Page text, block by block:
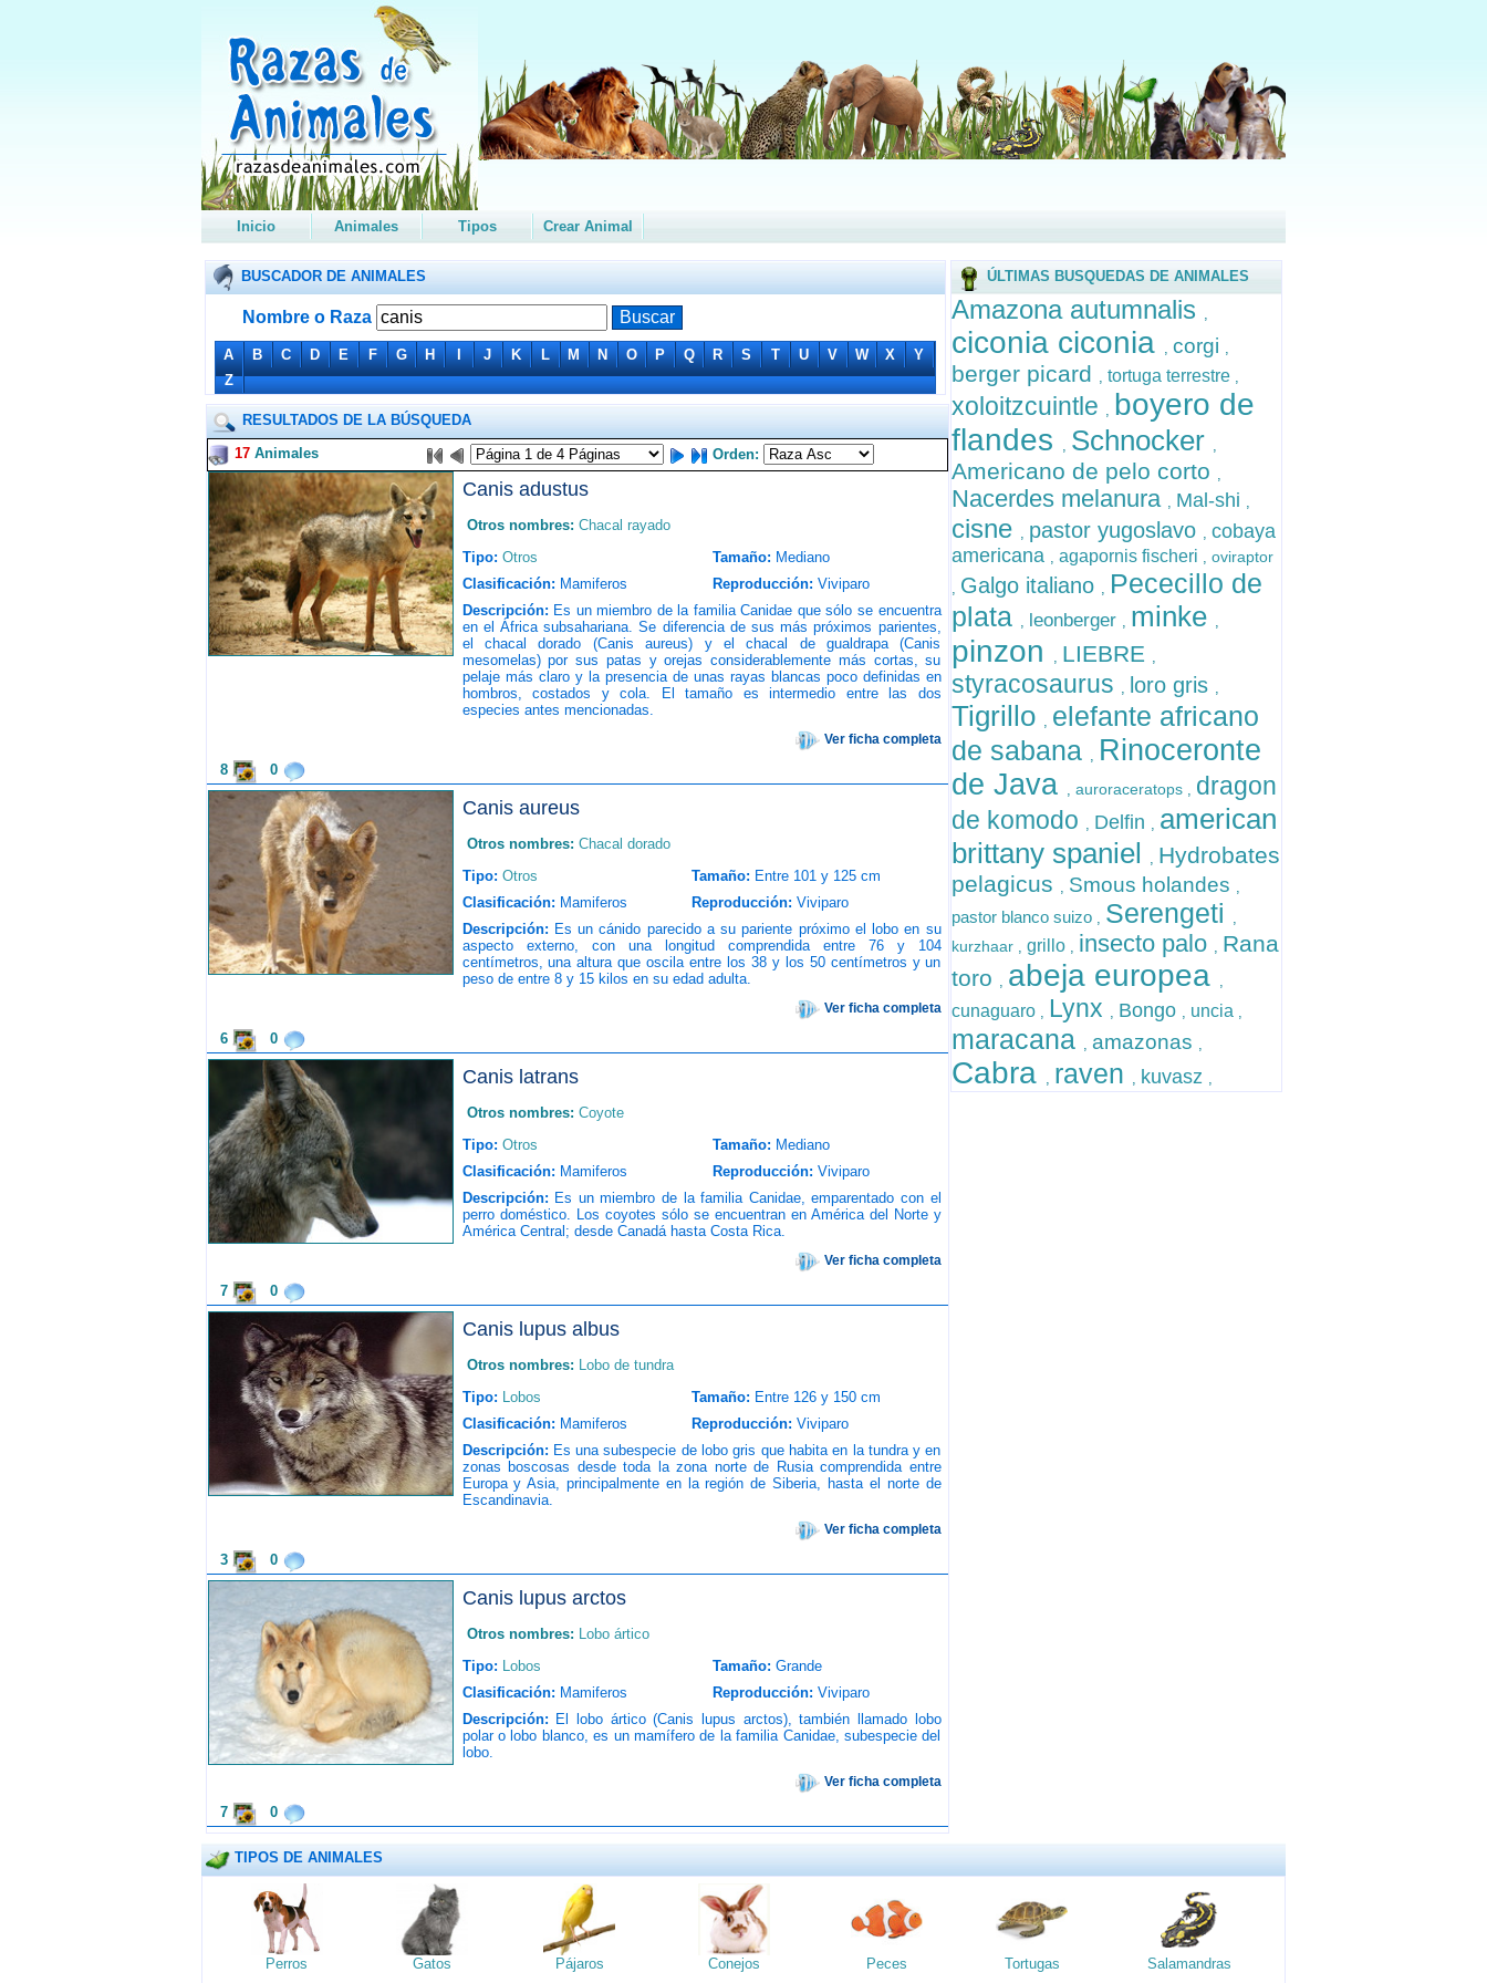
Inicio Animales Tipos Crear Animal
BUSCADOR DE ANIMALES
Nombre o Raza
A B C D E F G H I J K L M N O P Q R S T U V W X
Y
Z
ÚLTIMAS BUSQUEDAS DE ANIMALES
Amazona autumnalis ,
ciconia ciconia , corgi ,
berger picard , tortuga terrestre ,
xoloitzcuintle , boyero de
flandes
, Schnocker ,
Americano de pelo corto ,
Nacerdes melanura , Mal-shi ,
cisne , pastor yugoslavo , cobaya
americana , agapornis fischeri , oviraptor
, Galgo italiano , Pececillo de
plata , leonberger , minke ,
pinzon , LIEBRE ,
styracosaurus , loro gris ,
Tigrillo , elefante africano
de sabana , Rinoceronte
de Java , auroraceratops , dragon
de komodo , Delfin , american
brittany spaniel
, Hydrobates
pelagicus , Smous holandes ,
pastor blanco suizo , Serengeti ,
kurzhaar , grillo , insecto palo , Rana
toro , abeja europea ,
cunaguaro , Lynx , Bongo , uncia ,
maracana , amazonas ,
Cabra , raven , kuvasz ,
RESULTADOS DE LA BÚSQUEDA
17Animales Orden:
Canis adustus
Otros nombres: Chacal rayado
Tipo: Otros Tamaño: Mediano
Clasificación: Mamiferos Reproducción: Viviparo
Descripción: Es un miembro de la familia Canidae que sólo se encuentra
en el África subsahariana. Se diferencia de sus más próximos parientes,
el chacal dorado (Canis aureus) y el chacal de gualdrapa (Canis
mesomelas) por sus patas y orejas considerablemente más cortas, su
pelaje más claro y la presencia de unas rayas blancas poco definidas en
hombros, costados y cola. El tamaño es intermedio entre las dos
especies antes mencionadas.
Ver ficha completa
8 0
Canis aureus
Otros nombres: Chacal dorado
Tipo: Otros Tamaño: Entre 101 y 125 cm
Clasificación: Mamiferos Reproducción: Viviparo
Descripción: Es un cánido parecido a su pariente próximo el lobo en su
aspecto externo, con una longitud comprendida entre 76 y 104
centímetros, una altura que oscila entre los 38 y los 50 centímetros y un
peso de entre 8 y 15 kilos en su edad adulta.
Ver ficha completa
6 0
Canis latrans
Otros nombres: Coyote
Tipo: Otros Tamaño: Mediano
Clasificación: Mamiferos Reproducción: Viviparo
Descripción: Es un miembro de la familia Canidae, emparentado con el
perro doméstico. Los coyotes sólo se encuentran en América del Norte y
América Central; desde Canadá hasta Costa Rica.
Ver ficha completa
7 0
Canis lupus albus
Otros nombres: Lobo de tundra
Tipo: Lobos Tamaño: Entre 126 y 150 cm
Clasificación: Mamiferos Reproducción: Viviparo
Descripción: Es una subespecie de lobo gris que habita en la tundra y en
zonas boscosas desde toda la zona norte de Rusia comprendida entre
Europa y Asia, principalmente en la región de Siberia, hasta el norte de
Escandinavia.
Ver ficha completa
3 0
Canis lupus arctos
Otros nombres: Lobo ártico
Tipo: Lobos Tamaño: Grande
Clasificación: Mamiferos Reproducción: Viviparo
Descripción: El lobo ártico (Canis lupus arctos), también llamado lobo
polar o lobo blanco, es un mamífero de la familia Canidae, subespecie del
lobo.
Ver ficha completa
7 0
TIPOS DE ANIMALES
Perros Gatos Pájaros Conejos Peces Tortugas Salamandras